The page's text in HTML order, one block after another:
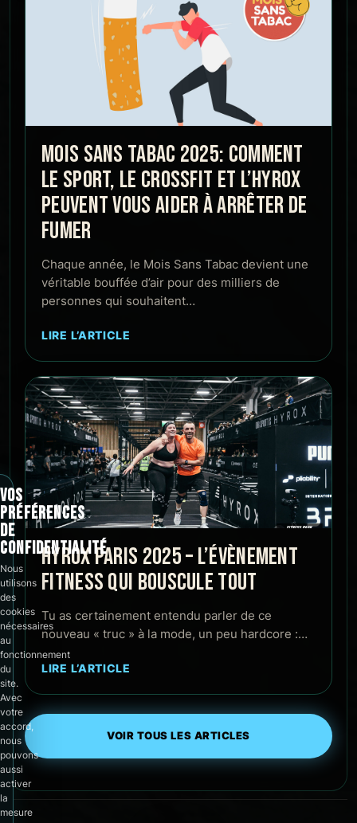
MOIS SANS TABAC 2025: COMMENT
LE SPORT, LE CROSSFIT ET L’HYROX
PEUVENT VOUS AIDER À ARRÊTER DE
FUMER
Chaque année, le Mois Sans Tabac devient une
véritable bouffée d’air pour des milliers de
personnes qui souhaitent…
LIRE L’ARTICLE
HYROX PARIS 2025 – L’ÉVÈNEMENT
FITNESS QUI BOUSCULE TOUT
Tu as certainement entendu parler de ce
nouveau « truc » à la mode, un peu hardcore :…
LIRE L’ARTICLE
VOIR TOUS LES ARTICLES
VOS
PRÉFÉRENCES
DE
CONFIDENTIALITÉ
Nous
utilisons
des
cookies
nécessaires
au
fonctionnement
du
site.
Avec
votre
accord,
nous
pouvons
aussi
activer
la
mesure